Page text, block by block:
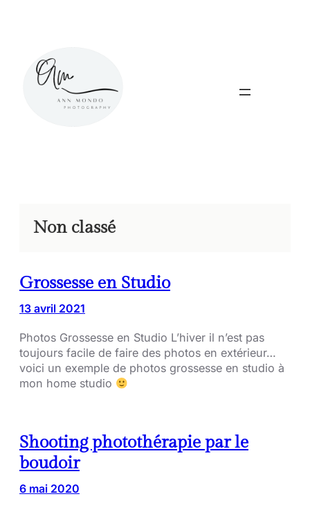
Non classé
Grossesse en Studio
13 avril 2021
Photos Grossesse en Studio L’hiver il n’est pas
toujours facile de faire des photos en extérieur…
voici un exemple de photos grossesse en studio à
mon home studio
Shooting photothérapie par le
boudoir
6 mai 2020